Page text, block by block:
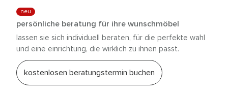
neu
persönliche beratung für ihre wunschmöbel
lassen sie sich individuell beraten, für die perfekte wahl
und eine einrichtung, die wirklich zu ihnen passt.
kostenlosen beratungstermin buchen